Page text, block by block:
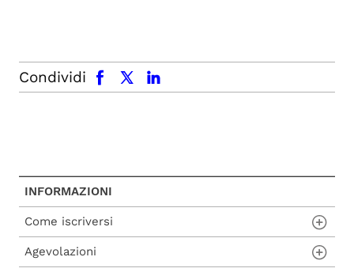
Condividi
facebook x.com linkedin
INFORMAZIONI
Come iscriversi
Procedura di ammissione
Agevolazioni